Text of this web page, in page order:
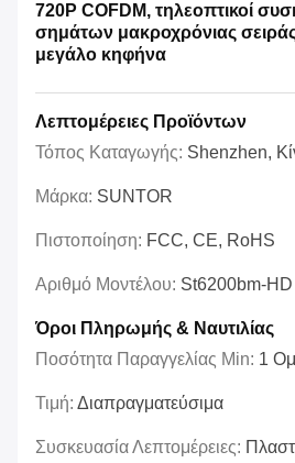
720P COFDM, τηλεοπτικοί
σημάτων μακροχρόνιας σειράς
μεγάλο κηφήνα
Λεπτομέρειες Προϊόντων
Τόπος Καταγωγής: Shenzhen,
Μάρκα: SUNTOR
Πιστοποίηση: FCC, CE, RoHS
Αριθμό Μοντέλου: St6200bm-HD
Όροι Πληρωμής & Ναυτιλίας
Ποσότητα Παραγγελίας Min: 1
Τιμή: Διαπραγματεύσιμα
Συσκευασία Λεπτομέρειες: